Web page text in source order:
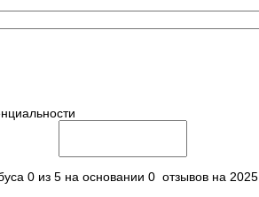
0 из 5 на основании 0 отзывов на 2025